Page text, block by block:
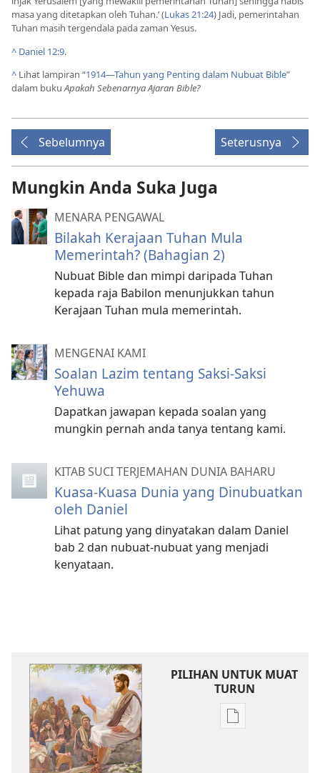
masa yang ditetapkan oleh Tuhan.’ (Lukas 21:24) Jadi, pemerintahan
Tuhan masih tergendala pada zaman Yesus.
^ Daniel 12:9.
^ Lihat lampiran “1914—Tahun yang Penting dalam Nubuat Bible”
dalam bukuApakah Sebenarnya Ajaran Bible?
Sebelumnya Seterusnya
Mungkin Anda Suka Juga
MENARA PENGAWAL
Bilakah Kerajaan Tuhan Mula
Memerintah? (Bahagian 2)
Nubuat Bible dan mimpi daripada Tuhan
kepada raja Babilon menunjukkan tahun
Kerajaan Tuhan mula memerintah.
MENGENAI KAMI
Soalan Lazim tentang Saksi-Saksi
Yehuwa
Dapatkan jawapan kepada soalan yang
mungkin pernah anda tanya tentang kami.
KITAB SUCI TERJEMAHAN DUNIA BAHARU
Kuasa-Kuasa Dunia yang Dinubuatkan
oleh Daniel
Lihat patung yang dinyatakan dalam Daniel
bab 2 dan nubuat-nubuat yang menjadi
kenyataan.
PILIHAN UNTUK MUAT
TURUN
Pilihan